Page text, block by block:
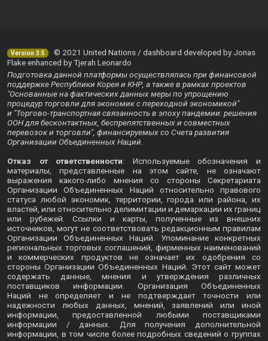
Version 3.5
© 2021 United Nations / dashboard developed by Jonas
Flake enhanced by Tjerah Leonardo
Подготовка данной платформы осуществлялась при финансовой
поддержке Республики Корея и КНР, а также в рамках проектов
"Основанные на фактических данных меры по упрощению
процедур торговли для экономик с переходной экономикой"
и "Торгово-транспортная связанность в эпоху пандемии: решения
ООН для бесконтактных, беспрепятственных и совместных
перевозок и торговли", финансируемых со Счета развития
Организации Объединенных Наций.
Отказ от ответственности: Используемые обозначения и
материалы, представленные на этом сайте, не означают
выражения какого-либо мнения со стороны Секретариата
Организации Объединенных Наций относительно правового
статуса любой экономик, территории, города или района, их
властей, или относительно делимитации и демаркации их границ
или рубежей. Ссылки и карты, полученные из внешних
источников, могут не соответствовать редакционным правилам
Организации Объединенных Наций. Упоминание конкретных
региональных торговых соглашений, фирменных наименований
и коммерческих продуктов не означает их одобрения со
стороны Организации Объединенных Наций. Этот сайт может
содержать данные, мнения и утверждения различных
поставщиков информации. Организация Объединенных
Наций не определяет и не подтверждает точности или
надежности любых данных, мнений, заявлений или иной
информации, предоставленной любыми поставщиками
информации / данных. Для получения дополнительной
информации, в том числе более подробных сведений о группах